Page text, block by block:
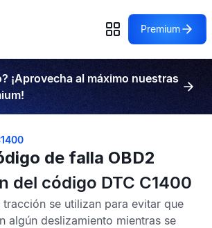
Premium
¡Aprovecha al máximo nuestras
de falla OBD2
del código DTC C1400
se utilizan para evitar que
algún deslizamiento mientras se